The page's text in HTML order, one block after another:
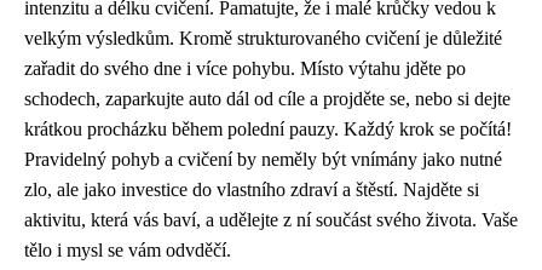
intenzitu a délku cvičení. Pamatujte, že i malé krůčky vedou k
velkým výsledkům. Kromě strukturovaného cvičení je důležité
zařadit do svého dne i více pohybu. Místo výtahu jděte po
schodech, zaparkujte auto dál od cíle a projděte se, nebo si dejte
krátkou procházku během polední pauzy. Každý krok se počítá!
Pravidelný pohyb a cvičení by neměly být vnímány jako nutné
zlo, ale jako investice do vlastního zdraví a štěstí. Najděte si
aktivitu, která vás baví, a udělejte z ní součást svého života. Vaše
tělo i mysl se vám odvděčí.